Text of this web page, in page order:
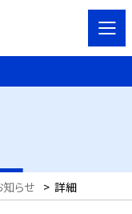
知らせ > 詳細